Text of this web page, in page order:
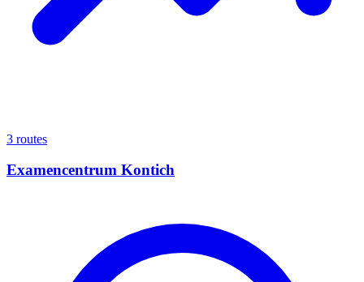
3 routes
Examencentrum Kontich